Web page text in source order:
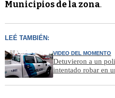
Municipios de la zona.
LEÉ TAMBIÉN:
VIDEO DEL MOMENTO
Detuvieron a un
intentado robar en